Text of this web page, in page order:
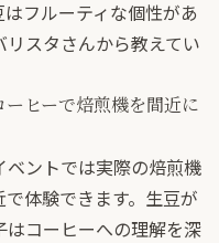
フルーティな個性があ
スタさんから教えてい
ヒーで焙煎機を間近に
ントでは実際の焙煎機
体験できます。生豆が
コーヒーへの理解を深